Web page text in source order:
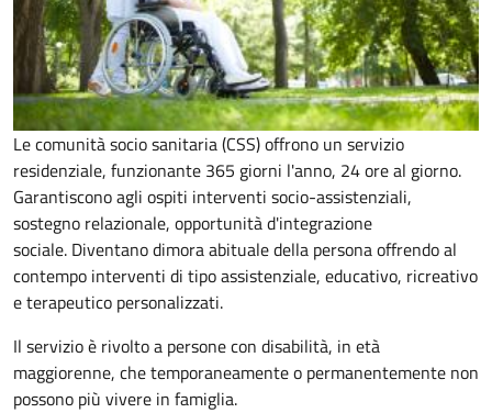
Le comunità socio sanitaria (CSS) offrono un servizio
residenziale, funzionante 365 giorni l'anno, 24 ore al giorno.
Garantiscono agli ospiti interventi socio-assistenziali,
sostegno relazionale, opportunità d'integrazione
sociale. Diventano dimora abituale della persona offrendo al
contempo interventi di tipo assistenziale, educativo, ricreativo
e terapeutico personalizzati.
Il servizio è rivolto a persone con disabilità, in età
maggiorenne, che temporaneamente o permanentemente non
possono più vivere in famiglia.